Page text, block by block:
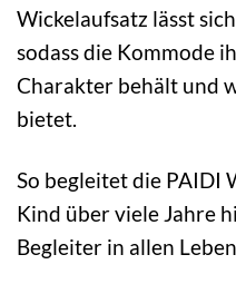
Wickelaufsatz lässt
sodass die Kommode
Charakter behält und
bietet.
So begleitet die PAIDI
Kind über viele Jahre
Begleiter in allen